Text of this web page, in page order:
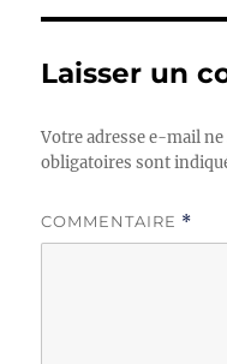
Laisser un
Votre adresse e-mail ne
obligatoires sont
COMMENTAIRE *